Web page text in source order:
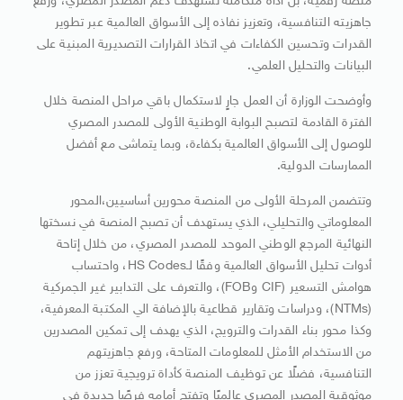
جاهزيته التنافسية، وتعزيز نفاذه إلى الأسواق العالمية عبر تطوير
القدرات وتحسين الكفاءات في اتخاذ القرارات التصديرية المبنية على
البيانات والتحليل العلمي.
وأوضحت الوزارة أن العمل جارٍ لاستكمال باقي مراحل المنصة خلال
الفترة القادمة لتصبح البوابة الوطنية الأولى للمصدر المصري
للوصول إلى الأسواق العالمية بكفاءة، وبما يتماشى مع أفضل
الممارسات الدولية.
وتتضمن المرحلة الأولى من المنصة محورين أساسيين،المحور
المعلوماتي والتحليلي، الذي يستهدف أن تصبح المنصة في نسختها
النهائية المرجع الوطني الموحد للمصدر المصري، من خلال إتاحة
أدوات تحليل الأسواق العالمية وفقًا لـHS Codes، واحتساب
هوامش التسعير (CIF وFOB)، والتعرف على التدابير غير الجمركية
(NTMs)، ودراسات وتقارير قطاعية بالإضافة الي المكتبة المعرفية،
وكذا محور بناء القدرات والترويج، الذي يهدف إلى تمكين المصدرين
من الاستخدام الأمثل للمعلومات المتاحة، ورفع جاهزيتهم
التنافسية، فضلًا عن توظيف المنصة كأداة ترويجية تعزز من
موثوقية المصدر المصري عالميًا وتفتح أمامه فرصًا جديدة في